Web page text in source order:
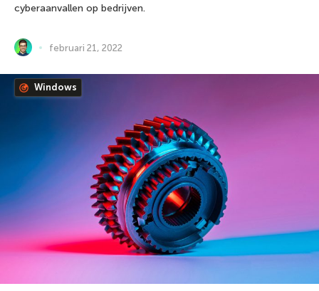
cyberaanvallen op bedrijven.
februari 21, 2022
Windows